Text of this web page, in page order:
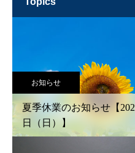
お知らせ
夏季休業のお知らせ【
日（日）】